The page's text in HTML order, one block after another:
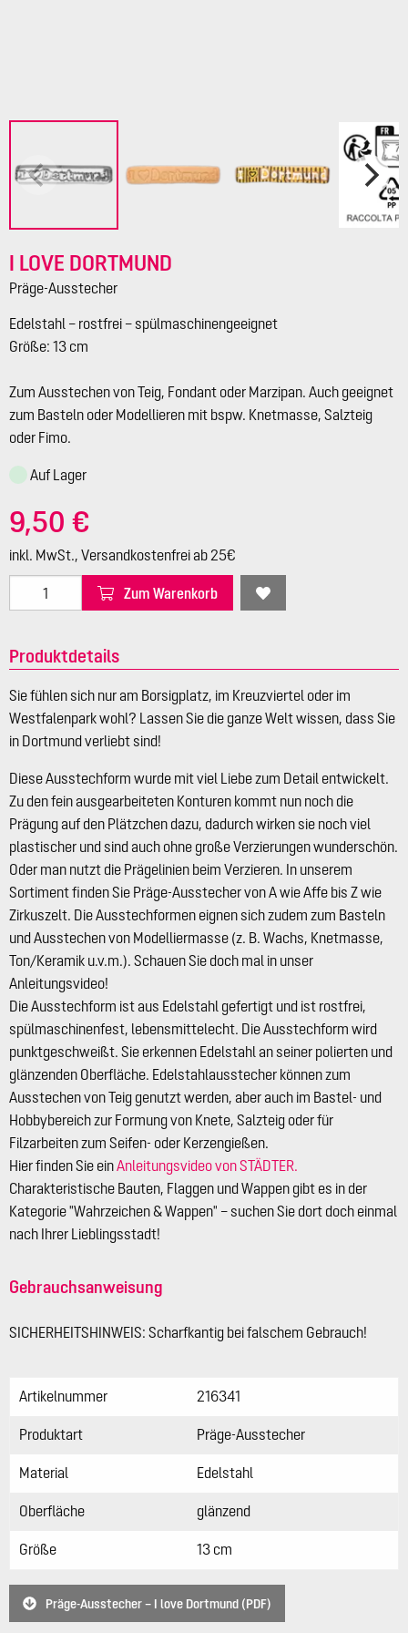
I LOVE DORTMUND
Präge-Ausstecher
Edelstahl – rostfrei – spülmaschinengeeignet
Größe: 13 cm
Zum Ausstechen von Teig, Fondant oder Marzipan. Auch geeignet
zum Basteln oder Modellieren mit bspw. Knetmasse, Salzteig
oder Fimo.
Auf Lager
9,50 €
inkl. MwSt., Versandkostenfrei ab 25€
Zum Warenkorb
Produktdetails
Sie fühlen sich nur am Borsigplatz, im Kreuzviertel oder im
Westfalenpark wohl? Lassen Sie die ganze Welt wissen, dass Sie
in Dortmund verliebt sind!
Diese Ausstechform wurde mit viel Liebe zum Detail entwickelt.
Zu den fein ausgearbeiteten Konturen kommt nun noch die
Prägung auf den Plätzchen dazu, dadurch wirken sie noch viel
plastischer und sind auch ohne große Verzierungen wunderschön.
Oder man nutzt die Prägelinien beim Verzieren. In unserem
Sortiment finden Sie Präge-Ausstecher von A wie Affe bis Z wie
Zirkuszelt. Die Ausstechformen eignen sich zudem zum Basteln
und Ausstechen von Modelliermasse (z. B. Wachs, Knetmasse,
Ton/Keramik u.v.m.). Schauen Sie doch mal in unser
Anleitungsvideo!
Die Ausstechform ist aus Edelstahl gefertigt und ist rostfrei,
spülmaschinenfest, lebensmittelecht. Die Ausstechform wird
punktgeschweißt. Sie erkennen Edelstahl an seiner polierten und
glänzenden Oberfläche. Edelstahlausstecher können zum
Ausstechen von Teig genutzt werden, aber auch im Bastel- und
Hobbybereich zur Formung von Knete, Salzteig oder für
Filzarbeiten zum Seifen- oder Kerzengießen.
Hier finden Sie einAnleitungsvideo von STÄDTER.
Charakteristische Bauten, Flaggen und Wappen gibt es in der
Kategorie "Wahrzeichen & Wappen" – suchen Sie dort doch einmal
nach Ihrer Lieblingsstadt!
Gebrauchsanweisung
SICHERHEITSHINWEIS: Scharfkantig bei falschem Gebrauch!
Artikelnummer 216341
Produktart Präge-Ausstecher
Material Edelstahl
Oberfläche glänzend
Größe 13 cm
Präge-Ausstecher – I love Dortmund (PDF)